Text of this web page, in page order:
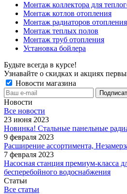
Монтаж коллектора для
Монтаж котлов отопления
Монтаж радиаторов отопления
Монтаж теплых полов
Монтаж труб отопления
Установка бойлера
Будьте всегда в курсе!
Узнавайте о скидках и акциях
Новости магазина
Новости
Все новости
23 июня 2023
Новинка! Стальные панельные
9 февраля 2023
Расширение ассортимента,
7 февраля 2023
Насосная станция премиум-класса
бесперебойного водоснабжения
Статьи
Все статьи